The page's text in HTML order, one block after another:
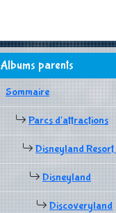
Albums parents
Sommaire
Parcs d'attractions
Disneyland Resort
Disneyland
Discoveryland